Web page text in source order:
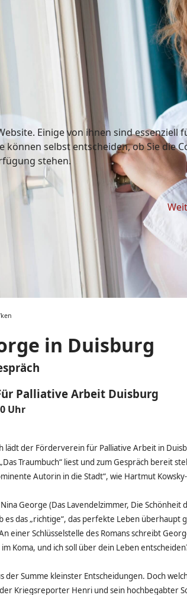
in Duisburg
Palliative Arbeit Duisburg
Uhr
lädt der Förderverein für Palliative Arbeit in
Traumbuch“ liest und zum Gespräch bereit
Autorin in die Stadt“, wie Hartmut
George (Das Lavendelzimmer, Die
es das „richtige“, das perfekte Leben
einer Schlüsselstelle des Romans schreibt
Koma, und ich soll über dein Leben
der Summe kleinster Entscheidungen. Doch
Kriegsreporter Henri und sein hochbegabter
Einige von ihnen sind
können selbst entscheiden, ob Sie
stehen.